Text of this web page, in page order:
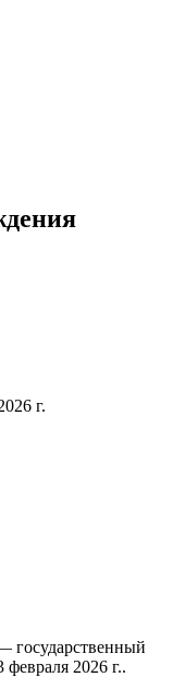
г.
государственный
февраля 2026 г..